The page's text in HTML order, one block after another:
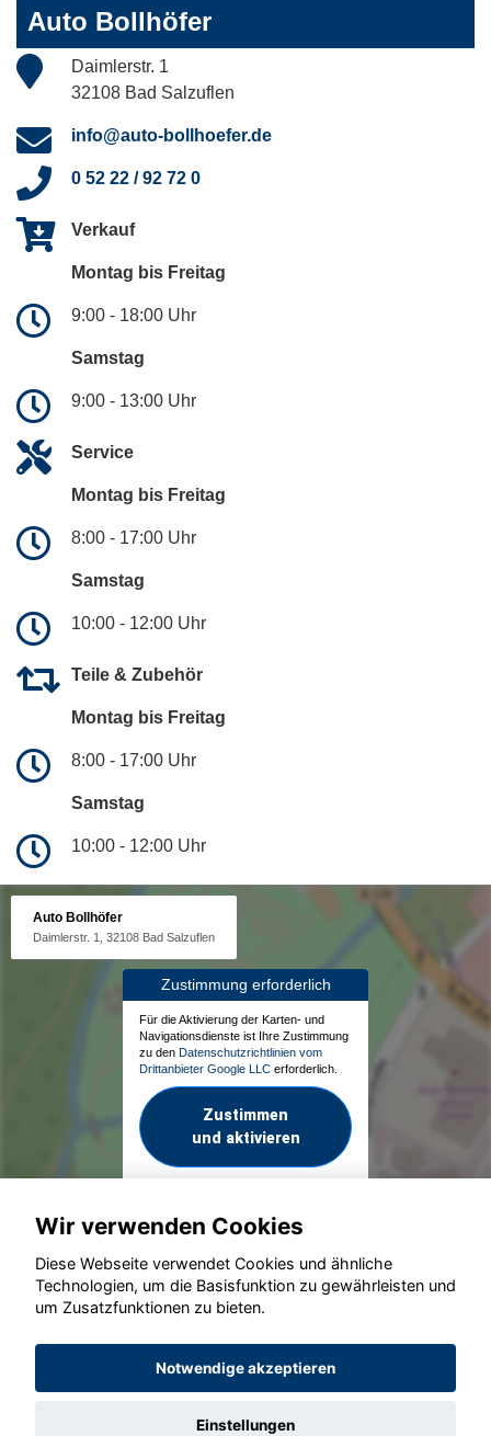
Auto Bollhöfer
Daimlerstr. 1
32108 Bad Salzuflen
info@auto-bollhoefer.de
0 52 22 / 92 72 0
Verkauf
Montag bis Freitag
9:00 - 18:00 Uhr
Samstag
9:00 - 13:00 Uhr
Service
Montag bis Freitag
8:00 - 17:00 Uhr
Samstag
10:00 - 12:00 Uhr
Teile & Zubehör
Montag bis Freitag
8:00 - 17:00 Uhr
Samstag
10:00 - 12:00 Uhr
Auto Bollhöfer
Daimlerstr. 1, 32108 Bad Salzuflen
Zustimmung erforderlich
Für die Aktivierung der Karten- und
Navigationsdienste ist Ihre Zustimmung
zu den Datenschutzrichtlinien vom
Drittanbieter Google LLC erforderlich.
Zustimmen
und aktivieren
© konjunkturmotor.de GmbH 2020 - 2026
Wir verwenden Cookies
Diese Webseite verwendet Cookies und ähnliche
Technologien, um die Basisfunktion zu gewährleisten und
um Zusatzfunktionen zu bieten.
Notwendige akzeptieren
Einstellungen